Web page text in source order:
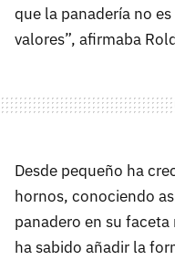
que la panadería no
valores”, afirmaba
Desde pequeño ha
hornos, conociendo
panadero en su
ha sabido añadir la